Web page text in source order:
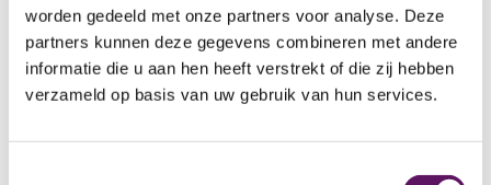
worden gedeeld met onze partners voor analyse. Deze
partners kunnen deze gegevens combineren met andere
informatie die u aan hen heeft verstrekt of die zij hebben
verzameld op basis van uw gebruik van hun services.
slagen er niet in om de cao ‘Aan de Slag’ op orde te
krijgen.
En dat terwijl andere groepen, zoals ambtenaren en
medewerkers van Inclusief Groep, wél een forse
loonsverhoging krijgen. Dat voelt oneerlijk. Het is
lastig uit te leggen aan collega’s die onder de cao